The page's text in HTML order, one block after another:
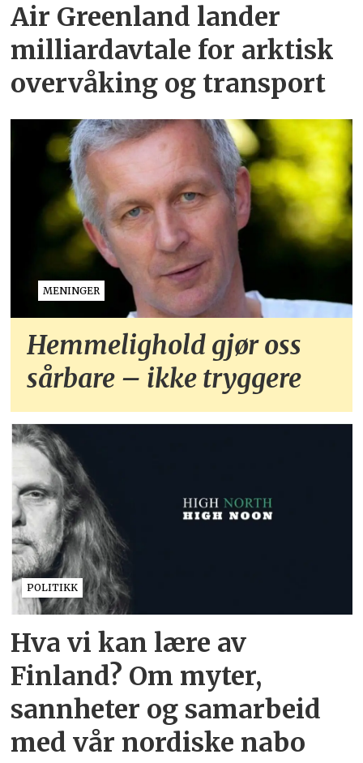
Air Greenland lander
milliardavtale for arktisk
overvåking og transport
MENINGER
Hemmelighold gjør oss
sårbare – ikke tryggere
POLITIKK
Hva vi kan lære av
Finland? Om myter,
sannheter og samarbeid
med vår nordiske nabo